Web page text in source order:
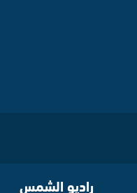
راديو الشمس